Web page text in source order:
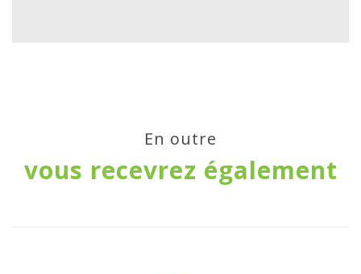
En outre
vous recevrez également